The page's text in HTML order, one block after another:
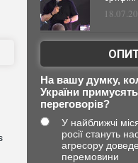
На вашу думку,
України примусять
переговорів?
У найближчі
росії стануть
агресору
перемовини